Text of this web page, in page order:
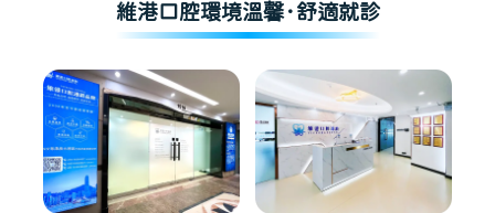
維港口腔環境溫馨·舒適就診